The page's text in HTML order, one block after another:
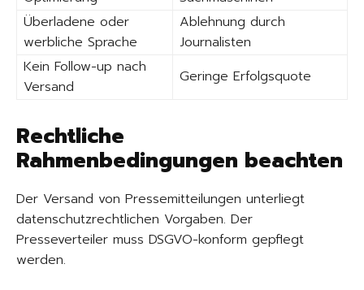
Überladene oder
werbliche Sprache
Ablehnung durch
Journalisten
Kein Follow-up nach
Versand
Geringe Erfolgsquote
Rechtliche
Rahmenbedingungen beachten
Der Versand von Pressemitteilungen unterliegt
datenschutzrechtlichen Vorgaben. Der
Presseverteiler muss DSGVO-konform gepflegt
werden.